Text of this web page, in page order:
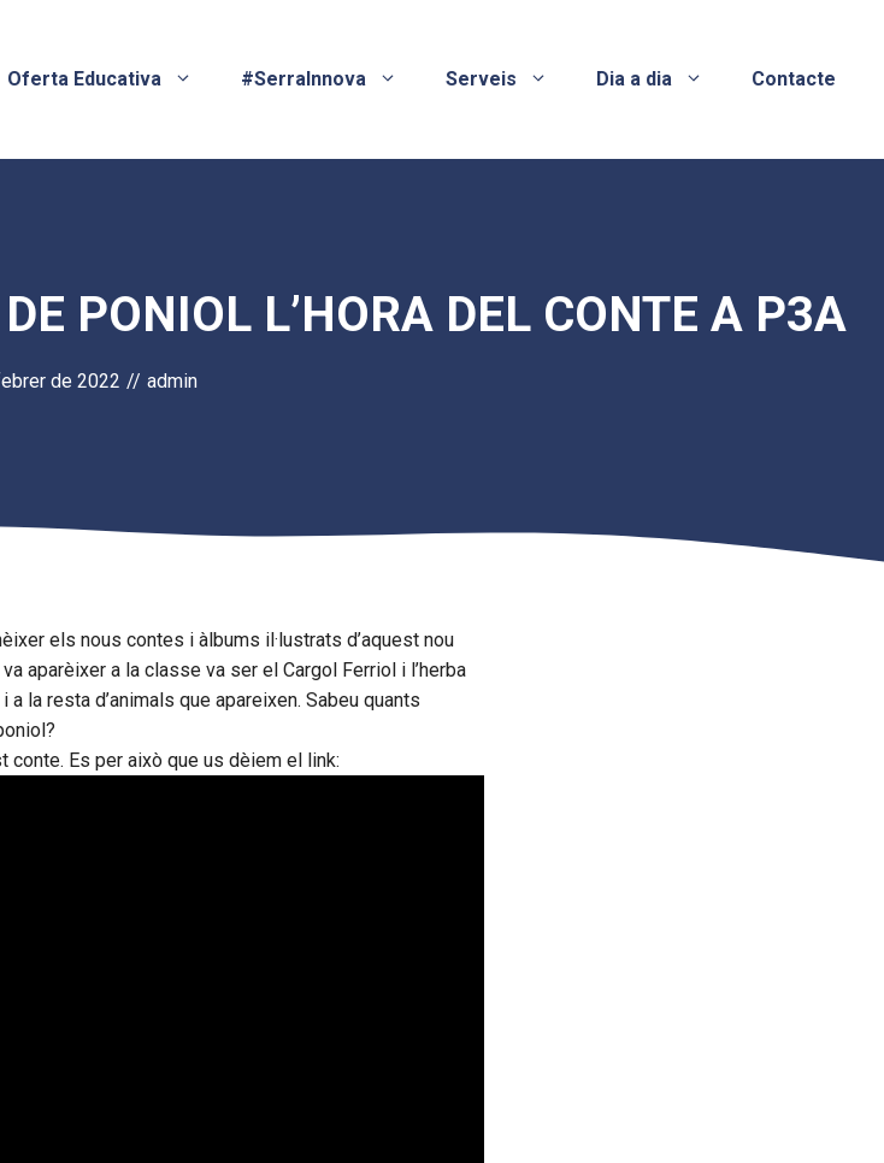
Oferta Educativa #SerraInnova Serveis Dia a dia Contacte
PONIOL L’HORA DEL CONTE A P3A
de 2022 // admin
els nous contes i àlbums il·lustrats d’aquest nou
aparèixer a la classe va ser el Cargol Ferriol i l’herba
la resta d’animals que apareixen. Sabeu quants
conte. Es per això que us dèiem el link: